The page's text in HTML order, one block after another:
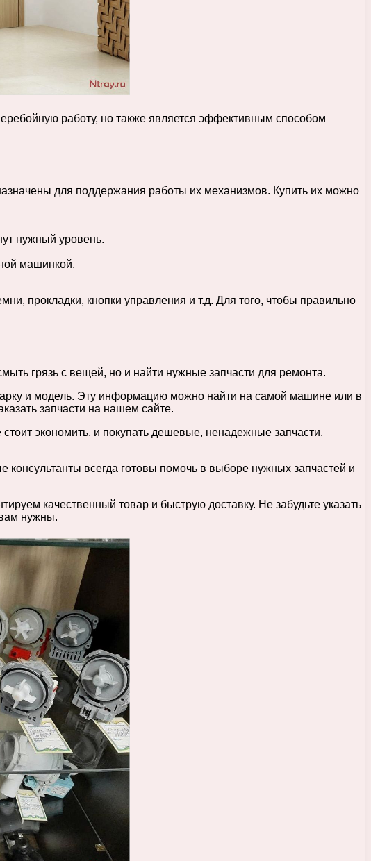
работу, но также является эффективным способом
для поддержания работы их механизмов. Купить их можно
нужный уровень.
машинкой.
прокладки, кнопки управления и т.д. Для того, чтобы правильно
грязь с вещей, но и найти нужные запчасти для ремонта.
и модель. Эту информацию можно найти на самой машине или в
запчасти на нашем сайте.
экономить, и покупать дешевые, ненадежные запчасти.
всегда готовы помочь в выборе нужных запчастей и
качественный товар и быструю доставку. Не забудьте указать
нужны.